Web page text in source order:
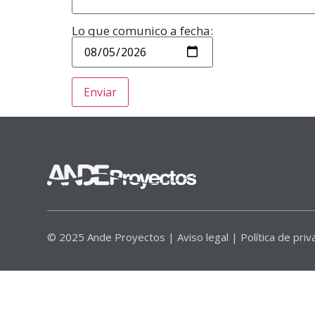
Lo que comunico a fecha:
© 2025 Ande Proyectos |Aviso legal | Política de